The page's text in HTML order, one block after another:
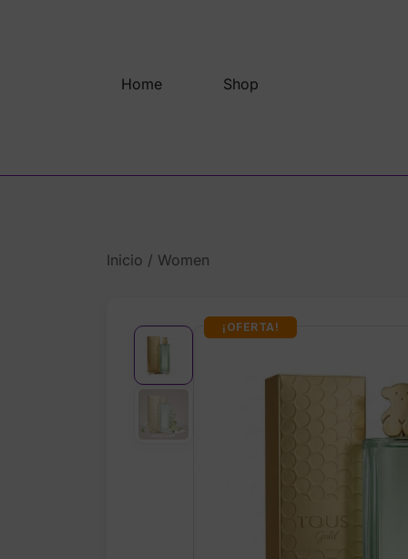
Home
Shop
Inicio / Women
¡OFERTA!